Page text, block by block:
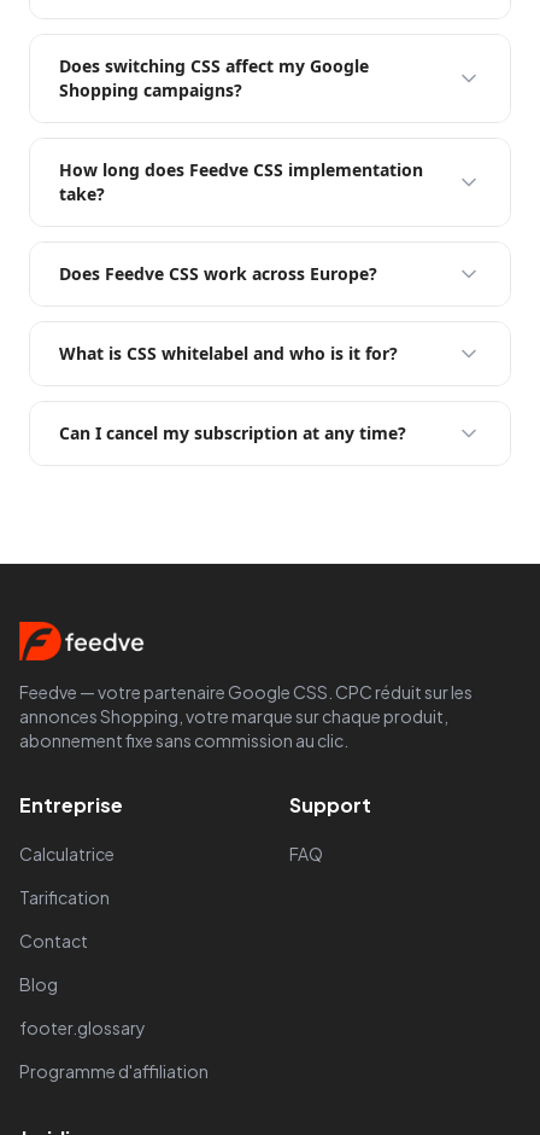
Does switching CSS affect my Google
Shopping campaigns?
How long does Feedve CSS implementation
take?
Does Feedve CSS work across Europe?
What is CSS whitelabel and who is it for?
Can I cancel my subscription at any time?
Feedve — votre partenaire Google CSS. CPC réduit sur les
annonces Shopping, votre marque sur chaque produit,
abonnement fixe sans commission au clic.
Entreprise
Calculatrice
Tarification
Contact
Blog
footer.glossary
Programme d'affiliation
Support
FAQ